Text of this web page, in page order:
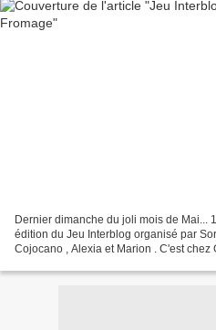
Dernier dimanche du joli mois de Mai...
édition du Jeu Interblog organisé par
Cojocano , Alexia et Marion . C'est